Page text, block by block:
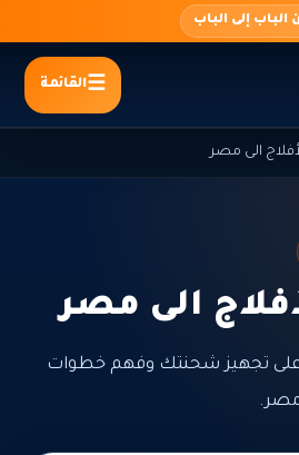
الباب إلى الباب
القائمة
الى مصر
الى مصر
تجهيز شحنتك وفهم خطوات